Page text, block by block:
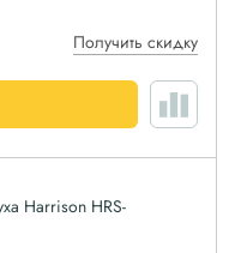
Получить скидку
Harrison HRS-